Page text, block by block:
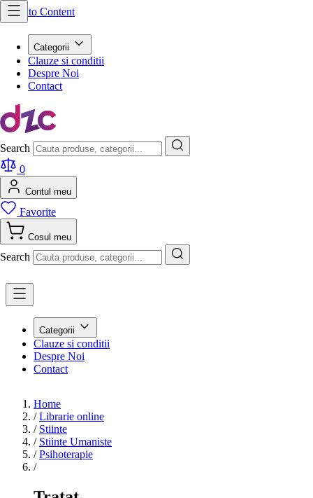
Skip to Content
Categorii
Clauze si conditii
Despre Noi
Contact
Search
0
Contul meu
Favorite
Cosul meu
Search
Categorii
Clauze si conditii
Despre Noi
Contact
Home
/ Librarie online
/ Stiinte
/ Stiinte Umaniste
/ Psihoterapie
/